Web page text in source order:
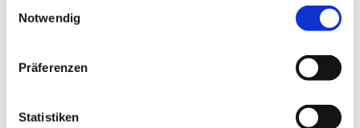
Notwendig
Präferenzen
Statistiken
Barbara Seydich